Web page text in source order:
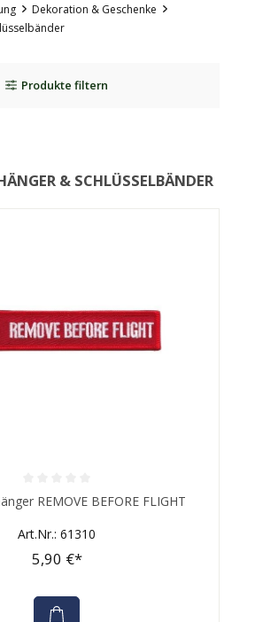
Dekoration & Geschenke
Produkte filtern
& SCHLÜSSELBÄNDER
von 0 von 5 Sternen
REMOVE BEFORE FLIGHT
Art.Nr.: 61310
5,90 €*